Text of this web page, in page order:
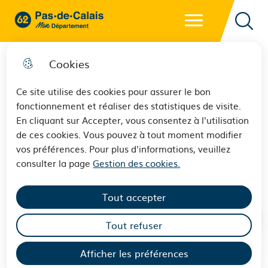
Cookies
Ce site utilise des cookies pour assurer le bon
fonctionnement et réaliser des statistiques de visite.
En cliquant sur Accepter, vous consentez à l'utilisation
de ces cookies. Vous pouvez à tout moment modifier
vos préférences. Pour plus d'informations, veuillez
consulter la pageGestion des cookies.
Afficher les préférences
Tout accepter
Tout refuser
62 - Pas-de-Calais Mon Département - Retour à l'accueil
Archives départementales du
Pas-de-Calais : dans les
coulisses du déménagement
Sommaire